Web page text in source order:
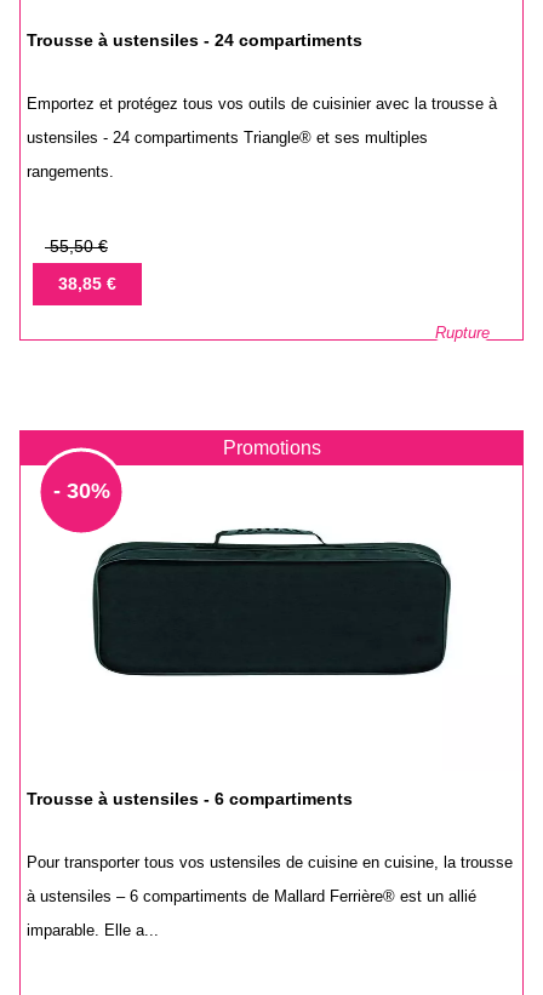
Trousse à ustensiles - 24 compartiments
Emportez et protégez tous vos outils de cuisinier avec la trousse à
ustensiles - 24 compartiments Triangle® et ses multiples
rangements.
Prix
base
55,50 €
Prix38,85 €
Rupture
Promotions
- 30%
Trousse à ustensiles - 6 compartiments
Pour transporter tous vos ustensiles de cuisine en cuisine, la trousse
à ustensiles – 6 compartiments de Mallard Ferrière® est un allié
imparable. Elle a...